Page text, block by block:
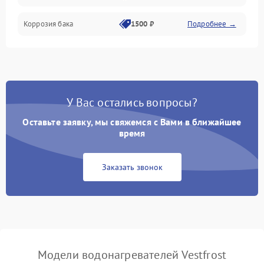
Коррозия бака 1500 ₽ Подробнее →
У Вас остались вопросы?
Оставьте заявку, мы свяжемся с Вами в ближайшее
время
Заказать звонок
Модели водонагревателей Vestfrost